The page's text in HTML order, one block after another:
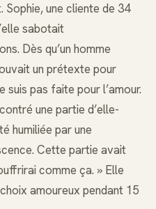
une cliente de 34
sabotait
Dès qu’un homme
un prétexte pour
suis pas faite pour l’amour.
une partie d’elle-
humiliée par une
Cette partie avait
comme ça. » Elle
amoureux pendant 15